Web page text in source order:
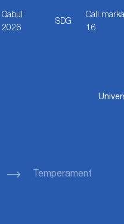
Qabul
2026
SDG
Call
16
Temperament